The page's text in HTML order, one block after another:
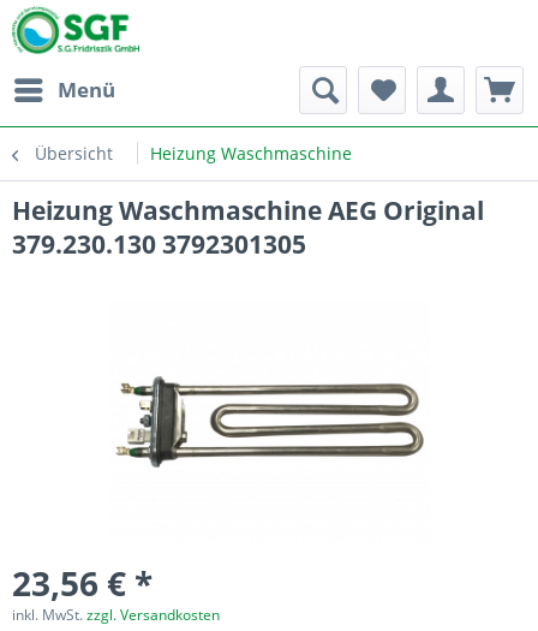
Menü
Übersicht Heizung Waschmaschine
Heizung Waschmaschine AEG Original
379.230.130 3792301305
23,56 € *
inkl. MwSt.zzgl. Versandkosten